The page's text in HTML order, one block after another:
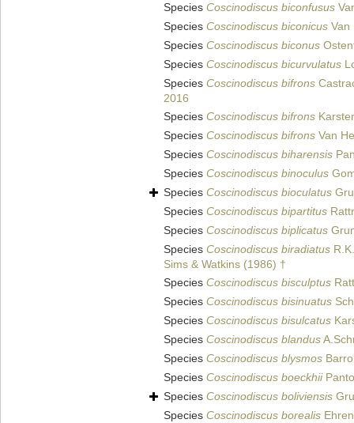
Species Coscinodiscus biconfusus
Species Coscinodiscus biconicus Van
Species Coscinodiscus biconus
Species Coscinodiscus bicurvulatus
Species Coscinodiscus bifrons
2016
Species Coscinodiscus bifrons
Species Coscinodiscus bifrons Van
Species Coscinodiscus biharensis
Species Coscinodiscus binoculus
Species Coscinodiscus bioculatus
Species Coscinodiscus bipartitus
Species Coscinodiscus biplicatus
Species Coscinodiscus biradiatus
Sims & Watkins (1986) †
Species Coscinodiscus bisculptus
Species Coscinodiscus bisinuatus
Species Coscinodiscus bisulcatus
Species Coscinodiscus blandus
Species Coscinodiscus blysmos
Species Coscinodiscus boeckhii
Species Coscinodiscus boliviensis
Species Coscinodiscus borealis